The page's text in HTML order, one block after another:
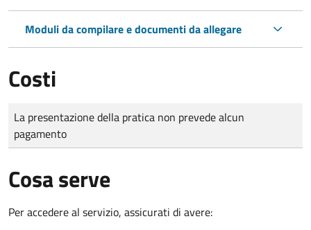
Moduli da compilare e documenti da allegare
Costi
Tipo di pagamento
Importo
La presentazione della pratica non prevede alcun
pagamento
Cosa serve
Per accedere al servizio, assicurati di avere: